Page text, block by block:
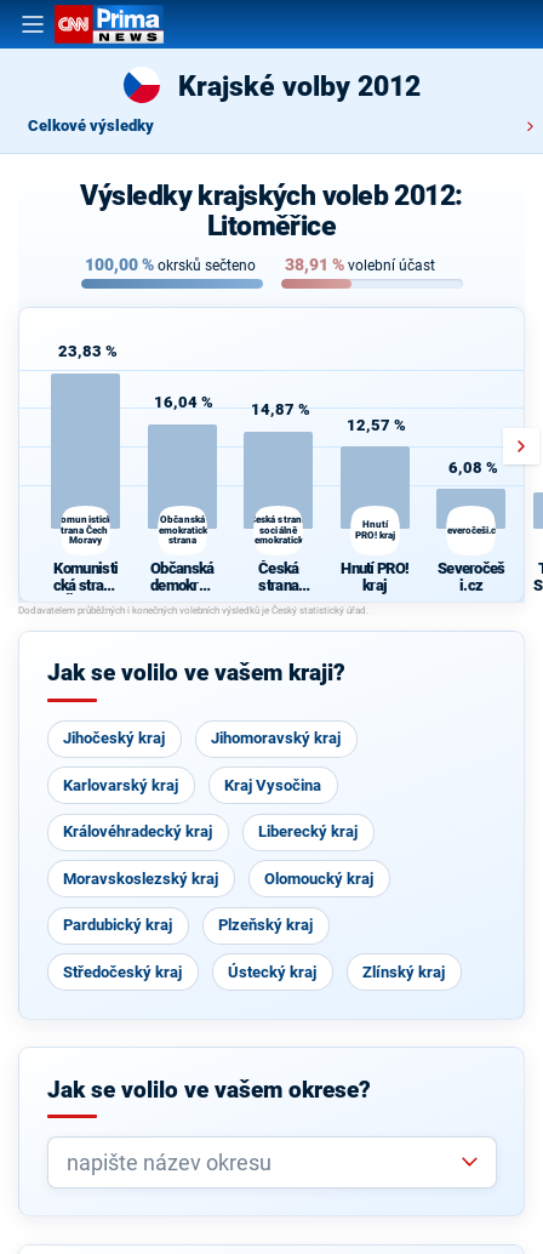
Krajské volby 2012
Celkové výsledky
Výsledky krajských voleb 2012:
Litoměřice
100,00% okrsků sečteno 38,91 % volební účast
23,83 %
Komunistická
strana Čech a
Moravy
Komunisti
cká strana
Čech a
Moravy
16,04 %
Občanská
demokratická
strana
Občanská
demokrati
cká strana
14,87 %
Česká strana
sociálně
demokratická
Česká
strana
sociálně
demokrati
cká
12,57 %
Hnutí
PRO! kraj
Hnutí PRO!
kraj
6,08 %
Severočeši.cz
Severočeš
i.cz
Jak se volilo ve vašem kraji?
Jihočeský kraj Jihomoravský kraj
Karlovarský kraj Kraj Vysočina
Královéhradecký kraj Liberecký kraj
Moravskoslezský kraj Olomoucký kraj
Pardubický kraj Plzeňský kraj
Středočeský kraj Ústecký kraj Zlínský kraj
Jak se volilo ve vašem okrese?